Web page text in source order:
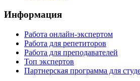
Информация
Работа онлайн-экспертом
Работа для репетиторов
Работа для преподавателей
Топ экспертов
Партнерская программа для